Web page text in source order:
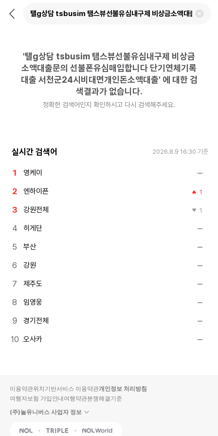
뒤
검
'탤g상담 tsbusim 탬스뷰선불유심내구제 비상금
소액대출문의 선불폰유심매입합니다 단기연체기록
대출 서천군24시비대면개인돈소액대출' 에 대한 검
색결과가 없습니다.
정확한 검색어인지 확인하시고 다시 검색해주세요.
실시간 검색어 2026.8.9 16:30 기준
영케이
엔하이픈 1
강원전체 1
히게단
부산
강원
제주도
임영웅
경기전체
오사카
이용약관위치기반서비스 이용약관개인정보 처리방침
여행자보험 가입안내여행약관분쟁해결기준
(주)놀유니버스 사업자 정보
NOL Triple Interpark Global